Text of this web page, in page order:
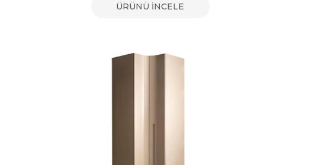
ÜRÜNÜ İNCELE